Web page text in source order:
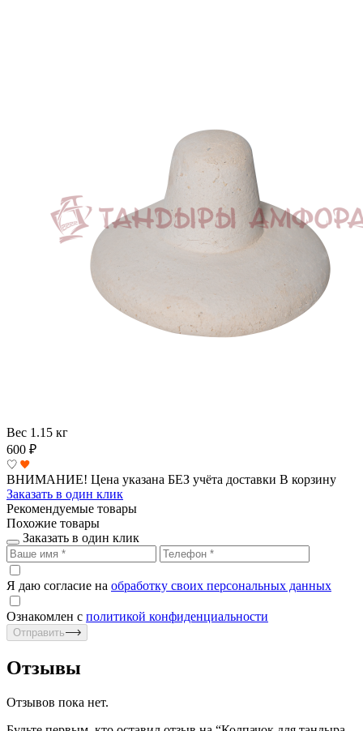
Вес 1.15 кг
600 ₽
ВНИМАНИЕ! Цена указана БЕЗ учёта доставки В корзину
Заказать в один клик
Рекомендуемые товары
Похожие товары
Заказать в один клик
Я даю согласие на обработку своих персональных данных
Ознакомлен с политикой конфиденциальности
Отправить
Отзывы
Отзывов пока нет.